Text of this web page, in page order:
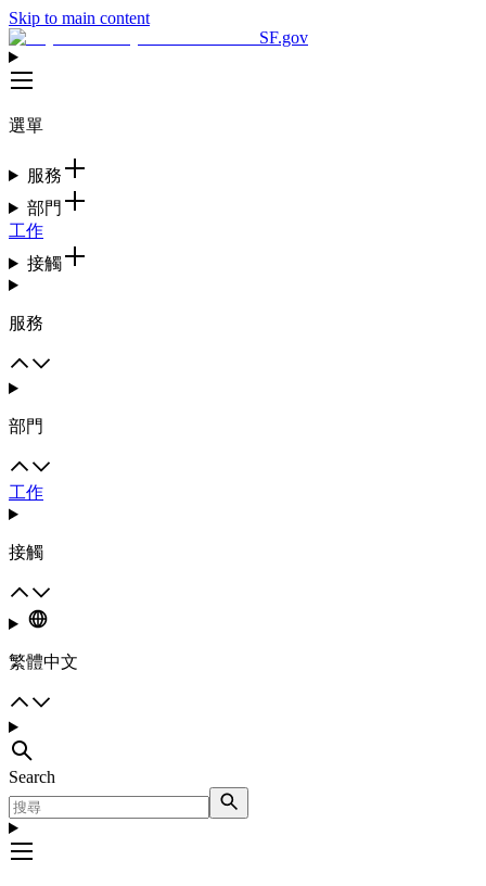
Skip to main content
SF.gov
選單
服務
部門
工作
接觸
服務
部門
工作
接觸
繁體中文
Search